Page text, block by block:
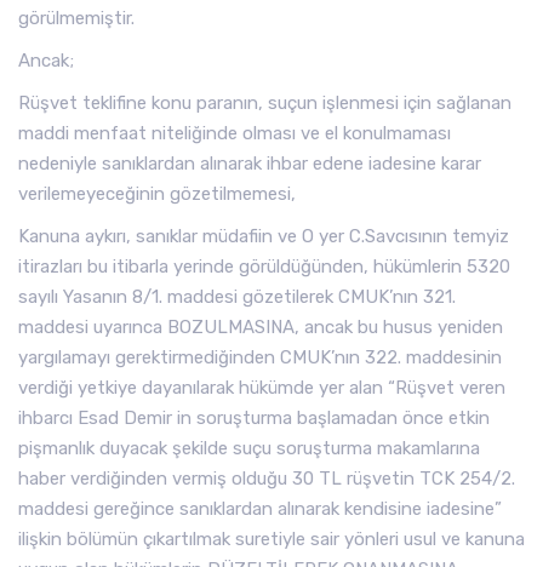
görülmemiştir.
Ancak;
Rüşvet teklifine konu paranın, suçun işlenmesi için sağlanan
maddi menfaat niteliğinde olması ve el konulmaması
nedeniyle sanıklardan alınarak ihbar edene iadesine karar
verilemeyeceğinin gözetilmemesi,
Kanuna aykırı, sanıklar müdafiin ve O yer C.Savcısının temyiz
itirazları bu itibarla yerinde görüldüğünden, hükümlerin 5320
sayılı Yasanın 8/1. maddesi gözetilerek CMUK’nın 321.
maddesi uyarınca BOZULMASINA, ancak bu husus yeniden
yargılamayı gerektirmediğinden CMUK’nın 322. maddesinin
verdiği yetkiye dayanılarak hükümde yer alan “Rüşvet veren
ihbarcı Esad Demir in soruşturma başlamadan önce etkin
pişmanlık duyacak şekilde suçu soruşturma makamlarına
haber verdiğinden vermiş olduğu 30 TL rüşvetin TCK 254/2.
maddesi gereğince sanıklardan alınarak kendisine iadesine”
ilişkin bölümün çıkartılmak suretiyle sair yönleri usul ve kanuna